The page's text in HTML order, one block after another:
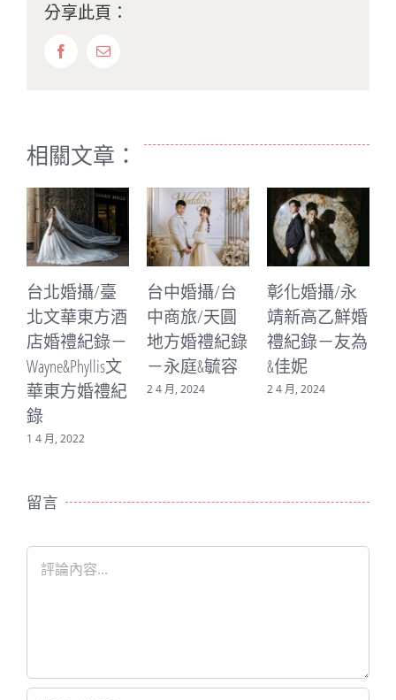
分享此頁：
FacebookEmail:
相關文章：
婚攝/臺
華東方酒
禮紀錄－
文
方婚禮紀
2022
台中婚攝/台
中商旅/天圓
地方婚禮紀錄
－永庭&毓容
2 4 月, 2024
彰化婚攝/永
靖新高乙鮮婚
禮紀錄－友為
&佳妮
2 4 月, 2024
台中婚
中林酒
皇宮婚